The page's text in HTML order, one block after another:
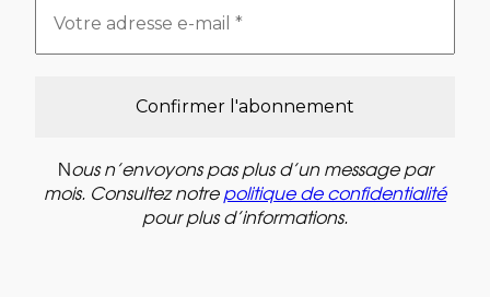
Nous n’envoyons pas plus d’un message par
mois. Consultez notre politique de confidentialité
pour plus d’informations.